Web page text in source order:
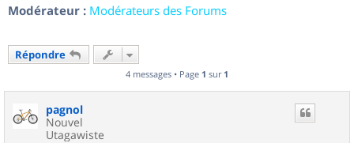
Modérateur : Modérateurs des Forums
Répondre
4 messages • Page 1 sur 1
pagnol
Nouvel
Utagawiste